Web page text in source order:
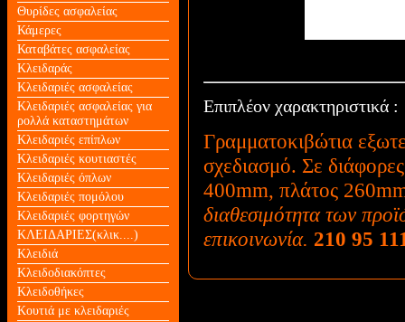
Θυρίδες ασφαλείας
Κάμερες
Καταβάτες ασφαλείας
Κλειδαράς
Κλειδαριές ασφαλείας
Κλειδαριές ασφαλείας για
ρολλά καταστημάτων
Κλειδαριές επίπλων
Κλειδαριές κουτιαστές
Κλειδαριές όπλων
Κλειδαριές πομόλου
Κλειδαριές φορτηγών
ΚΛΕΙΔΑΡΙΕΣ(κλικ....)
Κλειδιά
Κλειδοδιακόπτες
Κλειδοθήκες
Κουτιά με κλειδαριές
Επιπλέον χαρακτηριστικά :
Γραμματοκιβώτια
σχεδιασμό. Σε
400mm, πλάτος
διαθεσιμότητα των
επικοινωνία. 210 95